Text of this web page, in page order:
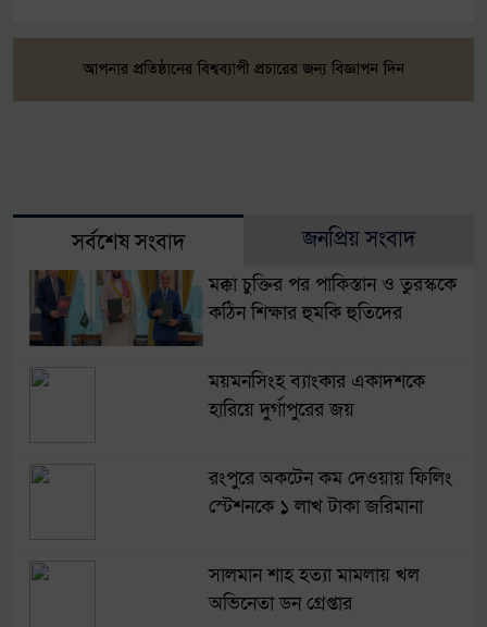
সর্বশেষ সংবাদ জনপ্রিয় সংবাদ
মক্কা চুক্তির পর পাকিস্তান ও তুরস্ককে
কঠিন শিক্ষার হুমকি হুতিদের
ময়মনসিংহ ব্যাংকার একাদশকে
হারিয়ে দুর্গাপুরের জয়
রংপুরে অকটেন কম দেওয়ায় ফিলিং
স্টেশনকে ১ লাখ টাকা জরিমানা
সালমান শাহ হত্যা মামলায় খল
অভিনেতা ডন গ্রেপ্তার